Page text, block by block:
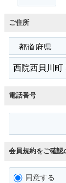
ご住所
電話番号
会員規約をご確認
同意する